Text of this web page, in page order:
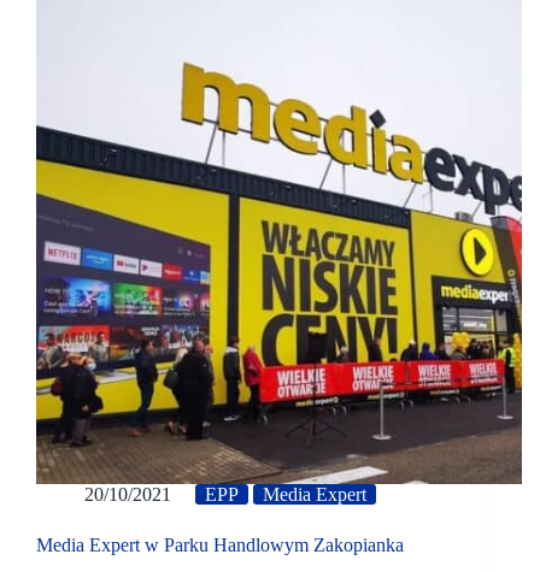
20/10/2021 EPP Media Expert
Media Expert w Parku Handlowym Zakopianka